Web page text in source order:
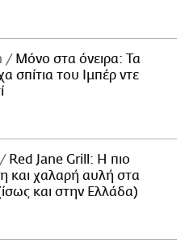
Μόνο στα όνειρα: Τα
σπίτια του Ιμπέρ ντε
Red Jane Grill: Η πιο
και χαλαρή αυλή στα
και στην Ελλάδα)